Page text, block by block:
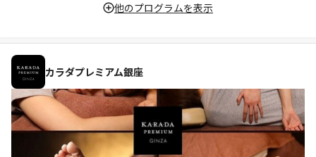
他のプログラムを表示
カラダプレミアム銀座